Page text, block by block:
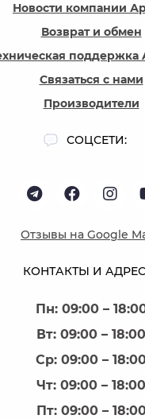
КОНТАКТЫ И АДРЕС
Пн: 09:00 –
Вт: 09:00 – 18:00
Ср: 09:00 –
Чт: 09:00 – 18:00
Пт: 09:00 –
Новости компании
Возврат и обмен
поддержка
Связаться с нами
Производители
СОЦСЕТИ:
Отзывы на Google